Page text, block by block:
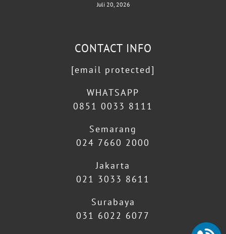
Juli 20, 2026
CONTACT INFO
[email protected]
WHATSAPP
0851 0033 8111
Semarang
024 7660 2000
Jakarta
021 3033 8611
Surabaya
031 6022 6077